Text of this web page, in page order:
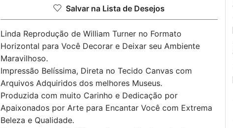
Salvar na Lista de Desejos
Linda Reprodução de William Turner no Formato
Horizontal para Você Decorar e Deixar seu Ambiente
Maravilhoso.
Impressão Belíssima, Direta no Tecido Canvas com
Arquivos Adquiridos dos melhores Museus.
Produzida com muito Carinho e Dedicação por
Apaixonados por Arte para Encantar Você com Extrema
Beleza e Qualidade.